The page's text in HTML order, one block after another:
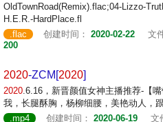
OldTownRoad(Remix).flac;04-Lizzo-
H.E.R.-HardPlace.fl
.flac
创建时间： 2020-02-22 文
200
2020-ZCM[2020]
2020.6.16，新晋颜值女神主播推荐-【
我，长腿酥胸，杨柳细腰，美艳动人，
.mp4
创建时间： 2020-06-19 文